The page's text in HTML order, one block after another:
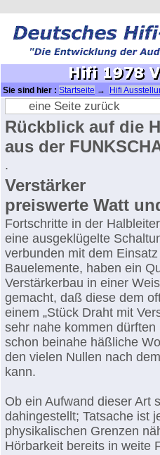
Sie sind hier : Startseite → Hifi
eine Seite zurück
Rückblick auf die
aus der
.
Verstärker
preiswerte Watt
Fortschritte in der
eine ausgeklügelte
verbunden mit dem
Bauelemente, haben ein
Verstärkerbau in einer
gemacht, daß diese dem
einem „Stück Draht mit
sehr nahe kommen dürften
schon beinahe häßliche
den vielen Nullen nach
kann.
Ob ein Aufwand dieser Art
dahingestellt; Tatsache ist
physikalischen Grenzen
Hörbarkeit bereits in weite